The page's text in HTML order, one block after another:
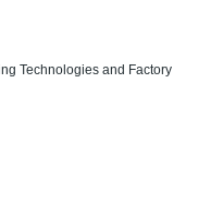
Technologies and Factory